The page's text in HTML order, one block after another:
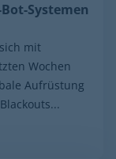
Systemen
mit
Wochen
Aufrüstung